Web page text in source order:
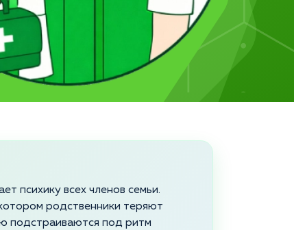
психику всех членов семьи.
родственники теряют
подстраиваются под ритм